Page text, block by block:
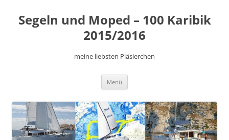
springen
Segeln und Moped – 100 Karibik
2015/2016
meine liebsten Pläsierchen
Menü